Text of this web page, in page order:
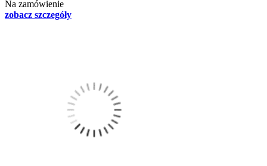
Na zamówienie
zobacz szczegóły